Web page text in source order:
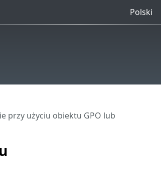
Polski
przy użyciu obiektu GPO lub